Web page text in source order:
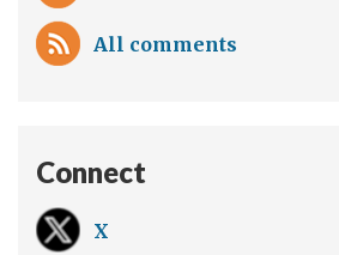
All comments
Connect
X